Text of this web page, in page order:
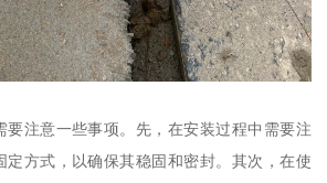
要注意一些事项。先，在安装过程中需要注
定方式，以确保其稳固和密封。其次，在使